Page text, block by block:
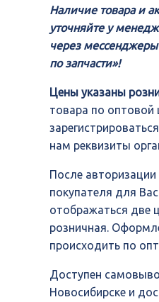
Наличие товара и
уточняйте у
через
по запчасти»!
Цены указаны
товара по оптовой
нам реквизиты
После
покупателя для
отображаться две
розничная.
происходить по
Доступен
Новосибирске и